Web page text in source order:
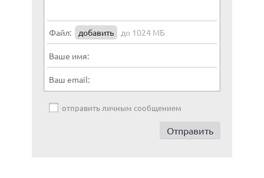
Файл: добавить до 1024 МБ
Ваше имя:
Ваш email:
отправить личным сообщением